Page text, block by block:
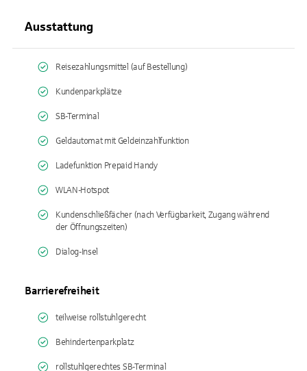
Ausstattung
Reisezahlungsmittel (auf Bestellung)
Kundenparkplätze
SB-Terminal
Geldautomat mit Geldeinzahlfunktion
Ladefunktion Prepaid Handy
WLAN-Hotspot
Kundenschließfächer (nach Verfügbarkeit, Zugang während
der Öffnungszeiten)
Dialog-Insel
Barrierefreiheit
teilweise rollstuhlgerecht
Behindertenparkplatz
rollstuhlgerechtes SB-Terminal